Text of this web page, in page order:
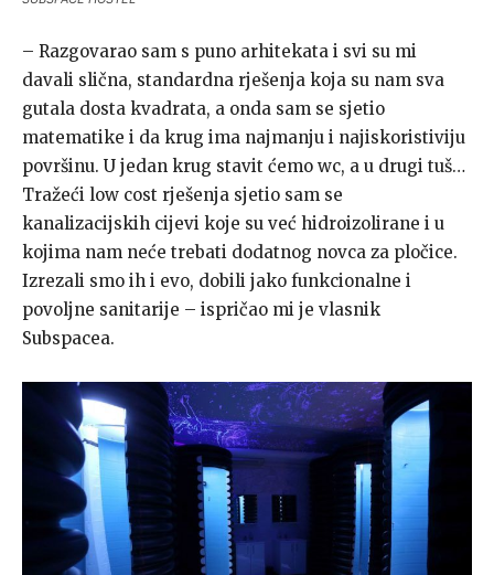
– Razgovarao sam s puno arhitekata i svi su mi
davali slična, standardna rješenja koja su nam sva
gutala dosta kvadrata, a onda sam se sjetio
matematike i da krug ima najmanju i najiskoristiviju
površinu. U jedan krug stavit ćemo wc, a u drugi tuš…
Tražeći low cost rješenja sjetio sam se
kanalizacijskih cijevi koje su već hidroizolirane i u
kojima nam neće trebati dodatnog novca za pločice.
Izrezali smo ih i evo, dobili jako funkcionalne i
povoljne sanitarije – ispričao mi je vlasnik
Subspacea.